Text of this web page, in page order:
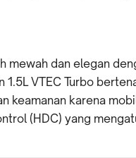
mewah dan elegan
VTEC Turbo
keamanan karena
(HDC) yang